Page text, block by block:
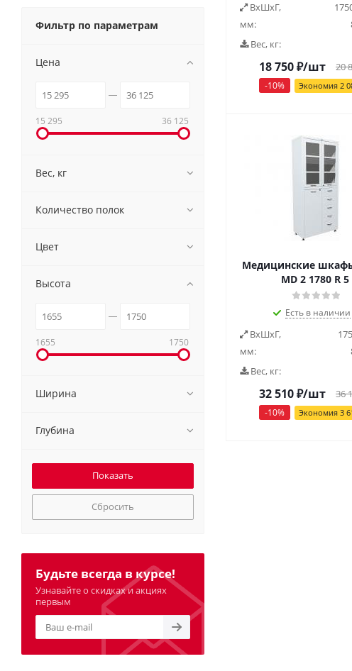
ВxШxГ,
мм:
Вес, кг:
18 750₽/шт 20
-10% Экономия 2
Медицинские
MD 2 1780 R 5
Есть в наличии
ВxШxГ,
мм:
Вес, кг:
32 510₽/шт 36
-10% Экономия 3
Фильтр по параметрам
Цена
15 295 36 125
Вес, кг
Количество полок
Цвет
Высота
1655 1750
Ширина
Глубина
Сбросить
Будьте всегда в курсе!
Узнавайте о скидках и акциях
первым